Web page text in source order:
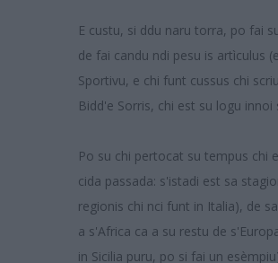
E custu, si ddu naru torra, po fai
de fai candu ndi pesu is artìculus
Sportivu, e chi funt cussus chi
Bidd'e Sorris, chi est su logu innoi
Po su chi pertocat su tempus chi
cida passada: s'istadi est sa
regionis chi nci funt in Italia), de
a s'Africa ca a su restu de
in Sicilia puru, po si fai un